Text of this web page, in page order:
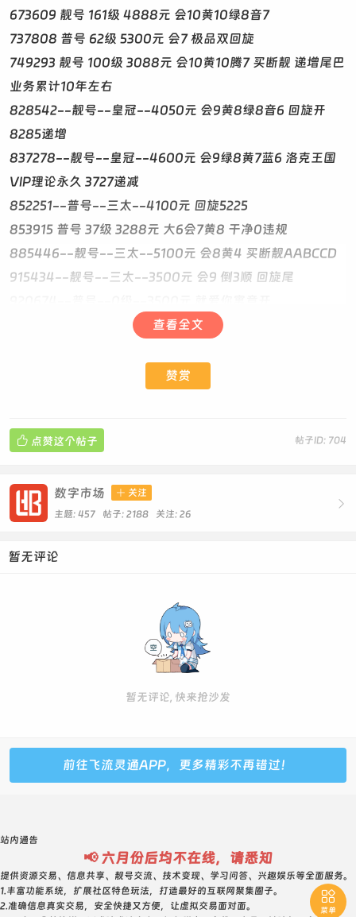
673609 靓号 161级 4888元 会10黄10绿8音7
737808 普号 62级 5300元 会7 极品双回旋
749293 靓号 100级 3088元 会10黄10腾7 买断靓 递增尾巴
业务累计10年左右
828542--靓号--皇冠--4050元 会9黄8绿8音6 回旋开
8285递增
837278--靓号--皇冠--4600元 会9绿8黄7蓝6 洛克王国
VIP理论永久 3727递减
852251--普号--三太--4100元 回旋5225
853915 普号 37级 3288元 大6会7黄8 干净0违规
885446--靓号--三太--5100元 会8黄4 买断靓AABCCD
915434--靓号--三太--3500元 会9 倒3顺 回旋尾
920748 普号 11级 3100元 0违规 就爱你寓意+区号尾
946434--普号--皇冠--4588元 会9黄9绿8腾6红5
999764 普号 96级 5788元 会8黄9绿3 极品3A开 97.6.4生
----------------【7位】----------------
8859308--首次人脸--600元--登录扫下脸就可以，不影
1258091 靓号 25级 780元 会6 元老1开
1496205 靓 0级 420元 0违规
1721147 普号 0级 600元 0违规 元老1开 内对子
1791025 靓号 108级 6888元 大9会10黄10绿6腾4 双三星
1829461--1级--普号--750元
2214927--0级--普号--750元
2241930--1级--普号--750元
2372727--普号--1级--2250元 0违规 237组合ABCACAC
2392826 普号 18级 680元 0违规 回旋 棍子类型
2510873--5级--普号--800元
查看全文
赞赏
帖子ID: 704
 点赞这个帖子

数字市场  关注
主题: 457 帖子: 2188 关注: 26
暂无评论
暂无评论, 快来抢沙发
前往飞流灵通APP，更多精彩不再错过！

菜单
站内通告
📢 六月份后均不在线，请悉知
提供资源交易、信息共享、靓号交流、技术变现、学习问答、兴趣娱乐等全面服务。
1.丰富功能系统，扩展社区特色玩法，打造最好的互联网聚集圈子。
2.准确信息真实交易，安全快捷又方便，让虚拟交易面对面。